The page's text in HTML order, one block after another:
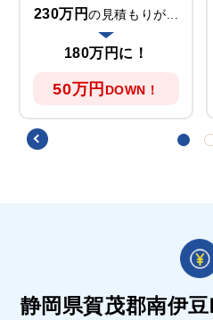
230万円の見積もりが...
180万円に！
50万円 DOWN！
静岡県賀茂郡南伊